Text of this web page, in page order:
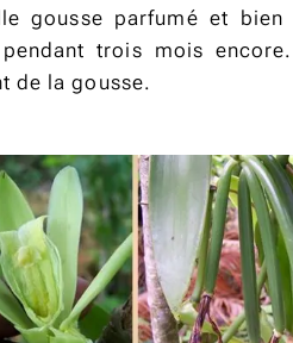
gousse parfumé et bien
pendant trois mois
de la gousse.